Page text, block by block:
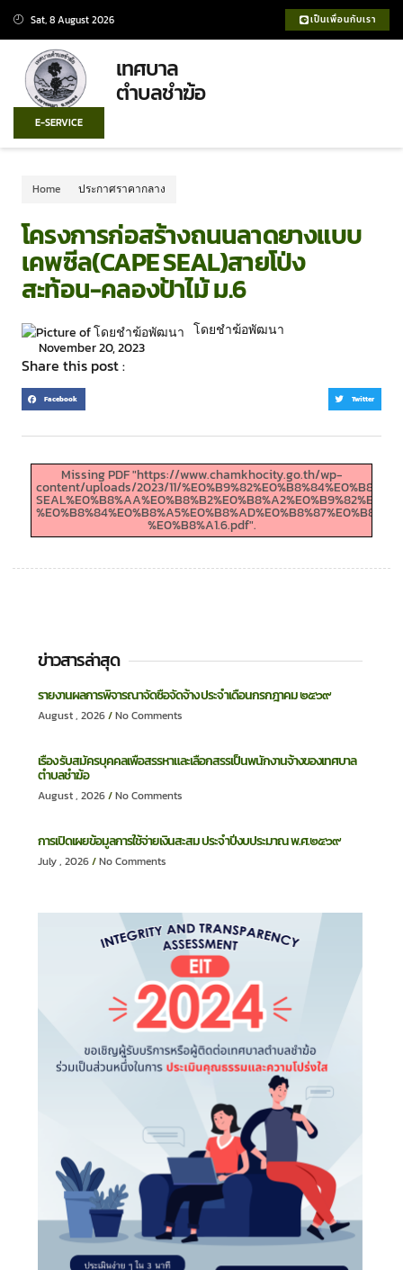
Sat, 8 August 2026 เป็นเพื่อนกับเรา
เทศบาล
ตำบลชำฆ้อ
E-SERVICE
Home ประกาศราคากลาง
โครงการก่อสร้างถนนลาดยางแบบ
เคพซีล(CAPE SEAL)สายโป่ง
สะท้อน-คลองป้าไม้ ม.6
โดยชำฆ้อพัฒนา
November 20, 2023
Share this post :
Facebook Twitter
Missing PDF "https://www.chamkhocity.go.th/wp-
content/uploads/2023/11/
%E0%B8%A1.6.pdf".
ข่าวสารล่าสุด
รายงานผลการพิจารณาจัดซื้อจัดจ้าง ประจำเดือนกรกฎาคม ๒๕๖๙
August , 2026 No Comments
เรื่อง รับสมัครบุคคลเพื่อสรรหาและเลือกสรรเป็นพนักงานจ้างของเทศบาล
ตำบลชำฆ้อ
August , 2026 No Comments
การเปิดเผยข้อมูลการใช้จ่ายเงินสะสม ประจำปีงบประมาณ พ.ศ.๒๕๖๙
July , 2026 No Comments